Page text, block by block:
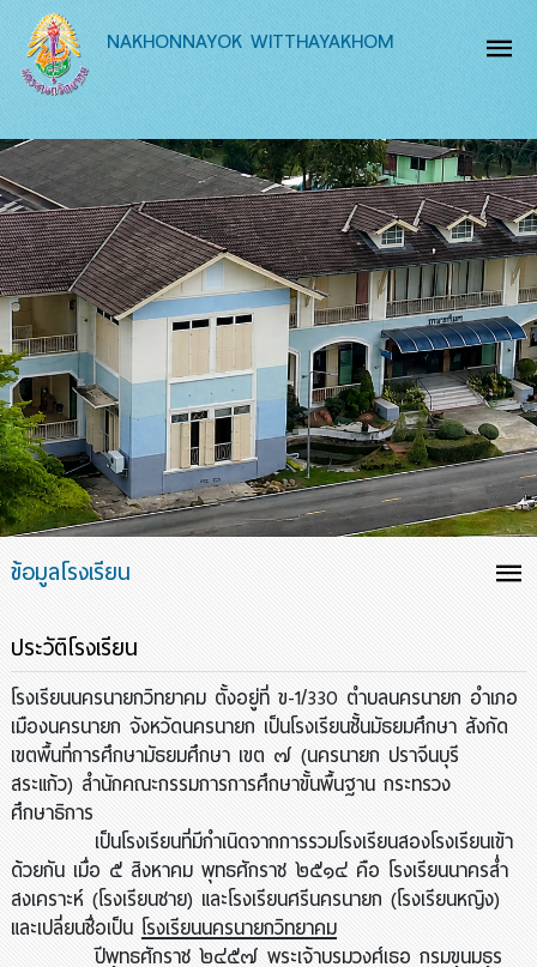
NAKHONNAYOK WITTHAYAKHOM
ข้อมูลโรงเรียน
ประวัติโรงเรียน
โรงเรียนนครนายกวิทยาคมตั้งอยู่ที่ ข-1/330 ตำบลนครนายก อำเภอ
เมืองนครนายก จังหวัดนครนายก เป็นโรงเรียนชั้นมัธยมศึกษา สังกัด
เขตพื้นที่การศึกษามัธยมศึกษา เขต ๗ (นครนายก ปราจีนบุรี
สระแก้ว) สำนักคณะกรรมการการศึกษาขั้นพื้นฐาน กระทรวง
ศึกษาธิการ
เป็นโรงเรียนที่มีกำเนิดจากการรวมโรงเรียนสองโรงเรียนเข้า
ด้วยกัน เมื่อ ๕ สิงหาคม พุทธศักราช ๒๕๑๔ คือ โรงเรียนนาครส่ำ
สงเคราะห์ (โรงเรียนชาย) และโรงเรียนศรีนครนายก (โรงเรียนหญิง)
และเปลี่ยนชื่อเป็น โรงเรียนนครนายกวิทยาคม
ปีพุทธศักราช ๒๔๕๗ พระเจ้าบรมวงศ์เธอ กรมขุนมธุร